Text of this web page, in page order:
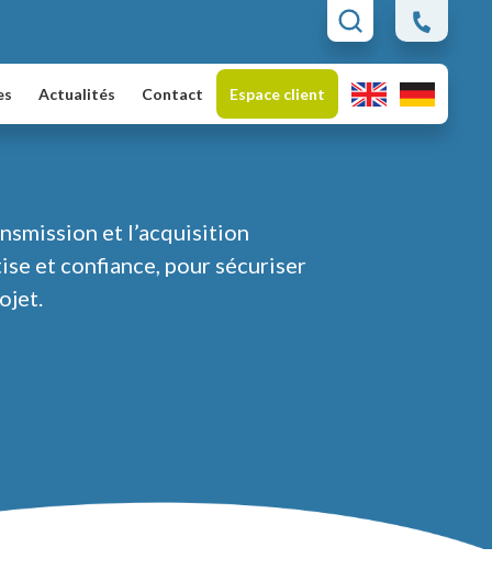
Actualités Contact Espace client
et l’acquisition
et confiance, pour sécuriser